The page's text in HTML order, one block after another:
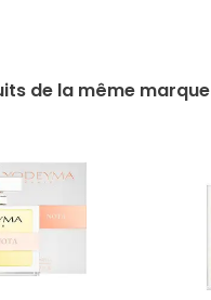
de la même marque